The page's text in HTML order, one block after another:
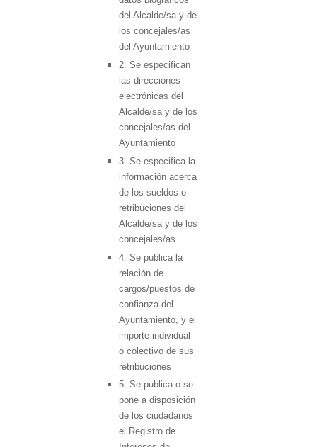
del Alcalde/sa y de
los concejales/as
del Ayuntamiento
2. Se especifican
las direcciones
electrónicas del
Alcalde/sa y de los
concejales/as del
Ayuntamiento
3. Se especifica la
información acerca
de los sueldos o
retribuciones del
Alcalde/sa y de los
concejales/as
4. Se publica la
relación de
cargos/puestos de
confianza del
Ayuntamiento, y el
importe individual
o colectivo de sus
retribuciones
5. Se publica o se
pone a disposición
de los ciudadanos
el Registro de